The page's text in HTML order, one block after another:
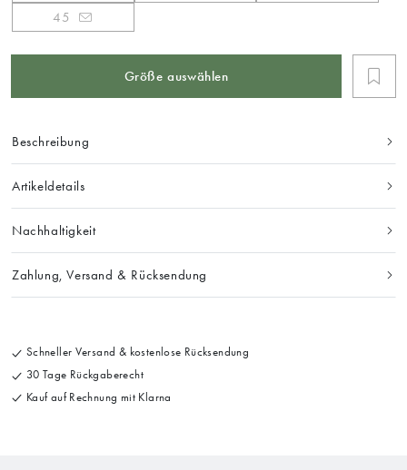
45
Größe auswählen
Beschreibung
Artikeldetails
Nachhaltigkeit
Zahlung, Versand & Rücksendung
Schneller Versand & kostenlose Rücksendung
30 Tage Rückgaberecht
Kauf auf Rechnung mit Klarna